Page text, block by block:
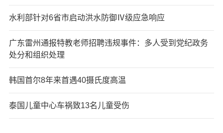
水利部针对6省市启动洪水防御Ⅳ级应急响应
广东雷州通报特教老师招聘违规事件：多人受到党纪政务
处分和组织处理
韩国首尔8年来首遇40摄氏度高温
泰国儿童中心车祸致13名儿童受伤